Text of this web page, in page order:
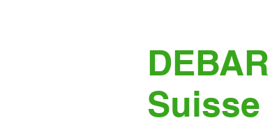
Suisse